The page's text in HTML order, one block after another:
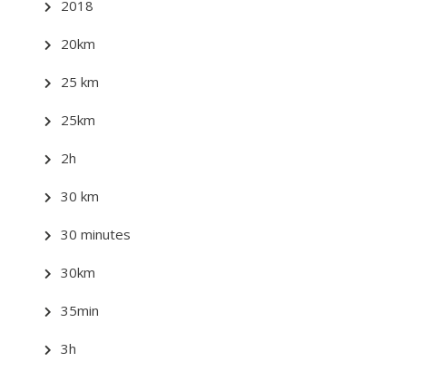
2018
20km
25 km
25km
2h
30 km
30 minutes
30km
35min
3h